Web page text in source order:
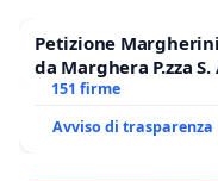
Petizione
da Marghera P.zza
Polo tariffa a € 1,50
151 firme
Avviso di trasparenza